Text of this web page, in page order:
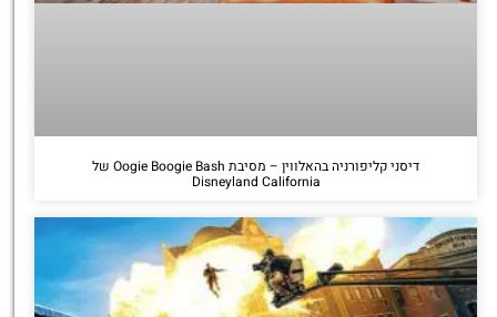
דיסני קליפורניה בהאלווין – מסיבת Oogie Boogie Bash של
Disneyland California